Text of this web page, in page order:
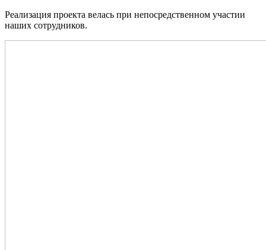
Реализация проекта велась при непосредственном участии
наших сотрудников.